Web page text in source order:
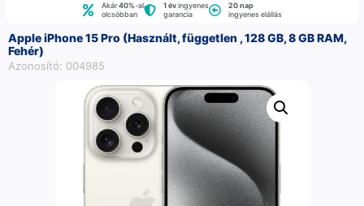
Akár40%-al
olcsóbban
1 évingyenes
garancia
20 nap
ingyenes elállás
Apple iPhone 15 Pro (Használt, független , 128 GB, 8 GB RAM,
Fehér)
Azonosító: 004985